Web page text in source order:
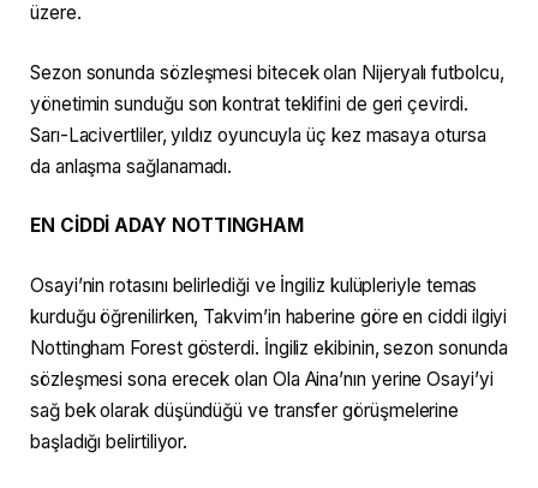
üzere.
Sezon sonunda sözleşmesi bitecek olan Nijeryalı futbolcu,
yönetimin sunduğu son kontrat teklifini de geri çevirdi.
Sarı-Lacivertliler, yıldız oyuncuyla üç kez masaya otursa
da anlaşma sağlanamadı.
EN CİDDİ ADAY NOTTINGHAM
Osayi’nin rotasını belirlediği ve İngiliz kulüpleriyle temas
kurduğu öğrenilirken, Takvim’in haberine göre en ciddi ilgiyi
Nottingham Forest gösterdi. İngiliz ekibinin, sezon sonunda
sözleşmesi sona erecek olan Ola Aina’nın yerine Osayi’yi
sağ bek olarak düşündüğü ve transfer görüşmelerine
başladığı belirtiliyor.